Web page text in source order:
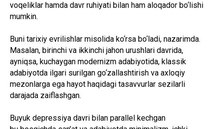
voqeliklar hamda davr ruhiyati bilan ham aloqador bo‘lishi
mumkin.
Buni tarixiy evrilishlar misolida ko‘rsa bo‘ladi, nazarimda.
Masalan, birinchi va ikkinchi jahon urushlari davrida,
ayniqsa, kuchaygan modernizm adabiyotida, klassik
adabiyotda ilgari surilgan go‘zallashtirish va axloqiy
mezonlarga ega hayot haqidagi tasavvurlar sezilarli
darajada zaiflashgan.
Buyuk depressiya davri bilan parallel kechgan